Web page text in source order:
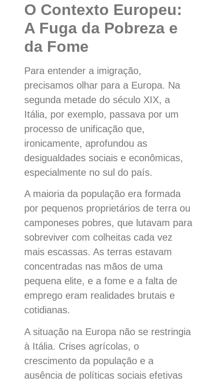
O Contexto Europeu:
A Fuga da Pobreza e
da Fome
Para entender a imigração,
precisamos olhar para a Europa. Na
segunda metade do século XIX, a
Itália, por exemplo, passava por um
processo de unificação que,
ironicamente, aprofundou as
desigualdades sociais e econômicas,
especialmente no sul do país.
A maioria da população era formada
por pequenos proprietários de terra ou
camponeses pobres, que lutavam para
sobreviver com colheitas cada vez
mais escassas. As terras estavam
concentradas nas mãos de uma
pequena elite, e a fome e a falta de
emprego eram realidades brutais e
cotidianas.
A situação na Europa não se restringia
à Itália. Crises agrícolas, o
crescimento da população e a
ausência de políticas sociais efetivas